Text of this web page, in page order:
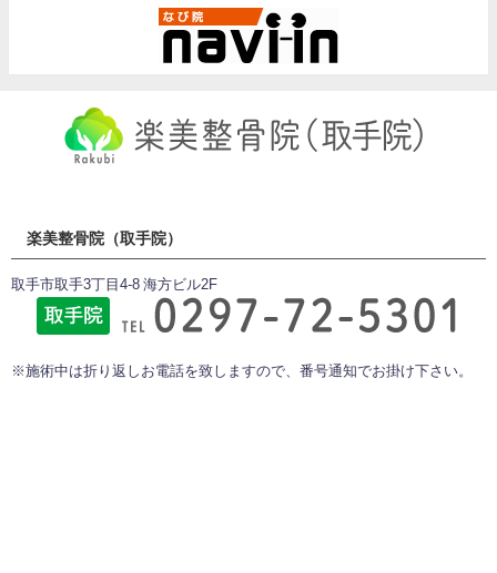
楽美整骨院（取手院）
取手市取手3丁目4-8 海方ビル2F
※施術中は折り返しお電話を致しますので、番号通知でお掛け下さい。